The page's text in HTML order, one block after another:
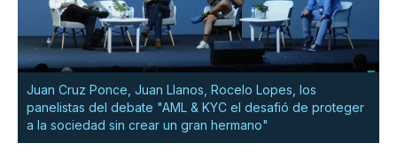
Juan Cruz Ponce, Juan Llanos, Rocelo Lopes, los
panelistas del debate "AML & KYC el desafió de proteger
a la sociedad sin crear un gran hermano"